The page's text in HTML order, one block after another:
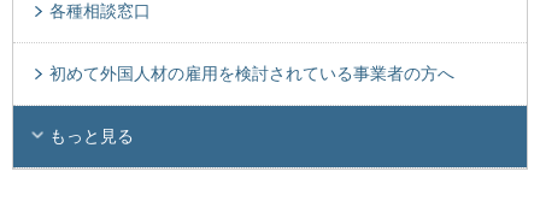
各種相談窓口
初めて外国人材の雇用を検討されている事業者の方へ
もっと見る